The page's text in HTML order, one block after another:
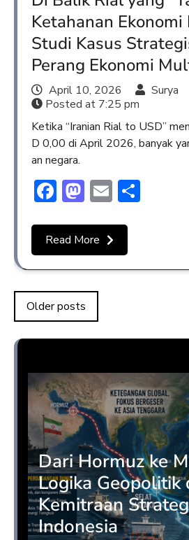
Ketahanan Ekonomi
Studi Kasus
Perang Ekonomi
April 10, 2026 Surya
Posted at 7:25 pm
Ketika “Iranian Rial to USD”
D 0,00 di April 2026, banyak
an negara.
Facebook
Mastodon
Email
Read More
Older posts
Dari Hormuz ke
Logika Geopolitik
Kemitraan
Indonesia